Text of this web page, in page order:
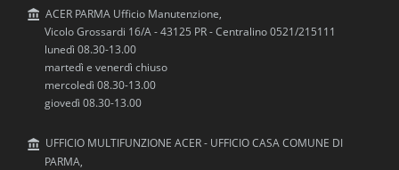
ACER PARMA Ufficio Manutenzione,
Vicolo Grossardi 16/A - 43125 PR - Centralino 0521/215111
lunedì 08.30-13.00
martedì e venerdì chiuso
mercoledì 08.30-13.00
giovedì 08.30-13.00
UFFICIO MULTIFUNZIONE ACER - UFFICIO CASA COMUNE DI
PARMA,